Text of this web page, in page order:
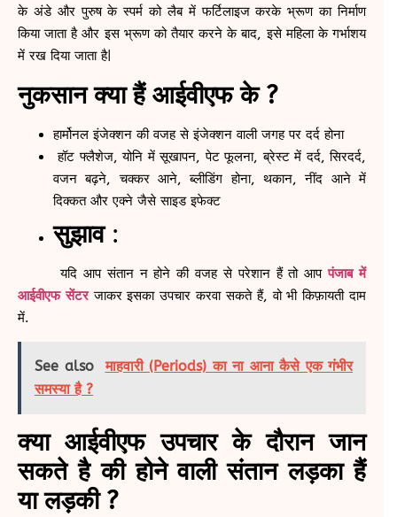
के अंडे और पुरुष के स्पर्म को लैब में फर्टिलाइज करके भ्रूण का निर्माण
किया जाता है और इस भ्रूण को तैयार करने के बाद, इसे महिला के गर्भाशय
में रख दिया जाता है|
नुकसान क्या हैं आईवीएफ के ?
हार्मोनल इंजेक्‍शन की वजह से इंजेक्‍शन वाली जगह पर दर्द होना
हॉट फ्लैशेज, योनि में सूखापन, पेट फूलना, ब्रेस्‍ट में दर्द, सिरदर्द,
वजन बढ़ने, चक्‍कर आने, ब्‍लीडिंग होना, थकान, नींद आने में
दिक्‍कत और एक्‍ने जैसे साइड इफेक्‍ट
सुझाव :
यदि आप संतान न होने की वजह से परेशान हैं तो आपपंजाब में
आईवीएफ सेंटरजाकर इसका उपचार करवासकते हैं, वो भी किफ़ायती दाम
में.
See also
माहवारी (Periods) का ना आना कैसे एक गंभीर
समस्या है ?
क्या आईवीएफ उपचार के दौरान जान
सकते है की होने वाली संतान लड़का हैं
या लड़की ?